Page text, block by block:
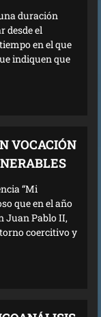
duración
desde el
en el que
indiquen que
VOCACIÓN
“Mi
que en el año
Juan Pablo II,
coercitivo y